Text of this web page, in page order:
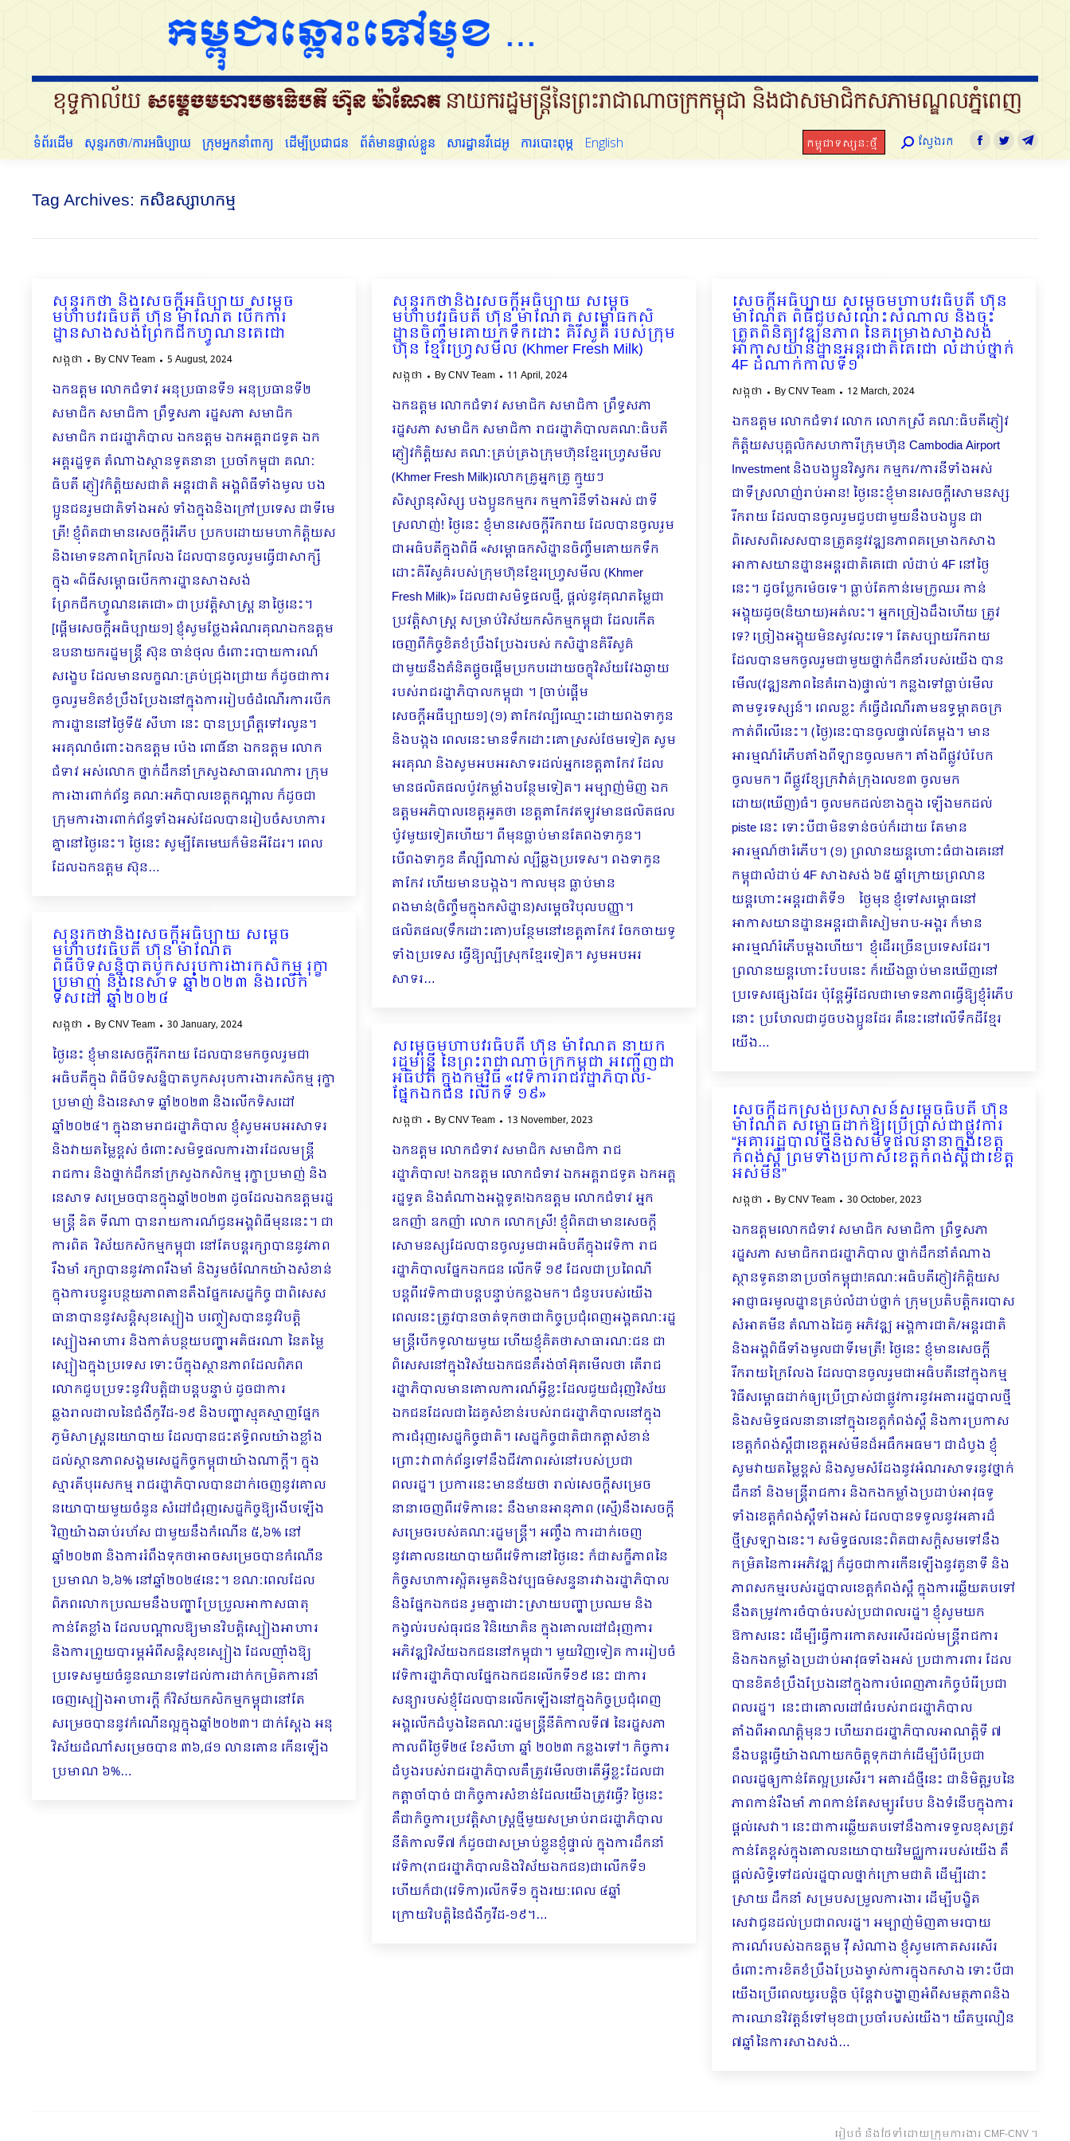
ទំព័រដើម សុន្ទរកថា/ការអធិប្បាយ ក្រុមអ្នកនាំពាក្យ ដើម្បីប្រជាជន ព័ត៌មានផ្ទាល់ខ្លួន សារដ្ឋានវីដេអូ ការបោះពុម្ភ English កម្ពុជាទស្សនៈថ្មី Search:
ស្វែងរក Facebook
Twitter
Tag Archives: កសិឧស្សាហកម្ម
សុន្ទរកថា និងសេចក្ដីអធិប្បាយ សម្ដេច
មហាបវរធិបតី ហ៊ុន ម៉ាណែត បើកការ
ដ្ឋានសាងសង់ព្រែកជីកហ្វូណនតេជោ
សង្កថា ByCNV Team 5 August, 2024
ឯកឧត្តម លោកជំទាវ អនុប្រធានទី១ អនុប្រធានទី២
សមាជិក សមាជិកា ព្រឹទ្ធសភា រដ្ឋសភា សមាជិក
សមាជិក រាជរដ្ឋាភិបាល ឯកឧត្ដម ឯកអគ្គរាជទូត ឯក
អគ្គរដ្ឋទូត តំណាងស្ថានទូតនានា ប្រចាំកម្ពុជា គណៈ
ធិបតី ភ្ញៀវកិត្តិយសជាតិ អន្តរជាតិ អង្គពិធីទាំងមូល បង
ប្អូនជនរួមជាតិទាំងអស់ ទាំងក្នុងនិងក្រៅប្រទេស ជាទីមេ
ត្រី! ខ្ញុំពិតជាមានសេចក្តីរំភើប ប្រកបដោយមហាកិត្តិយស
និងមោទនភាពក្រៃលែង ដែលបានចូលរួមធ្វើជាសាក្សី
ក្នុង «ពិធីសម្ពោធបើកការដ្ឋានសាងសង់
ព្រែកជីកហ្វូណនតេជោ» ជាប្រវត្តិសាស្រ្ត នាថ្ងៃនេះ។
[ផ្ដើមសេចក្ដីអធិប្បាយ១] ខ្ញុំសូមថ្លែងអំណរគុណឯកឧត្តម
ឧបនាយករដ្ឋមន្រ្តី ស៊ុន ចាន់ថុល ចំពោះរបាយការណ៍
សង្ខេប ដែលមានលក្ខណៈគ្រប់ជ្រុងជ្រោយ ក៏ដូចជាការ
ចូលរួមខិតខំប្រឹងប្រែងនៅក្នុងការរៀបចំដំណើរការបើក
ការដ្ឋាននៅថ្ងៃទី៥ សីហា នេះ បានប្រព្រឹត្តទៅរលូន។
អរគុណចំពោះឯកឧត្តម ប៉េង ពោធិ៍នា ឯកឧត្តម លោក
ជំទាវ អស់លោក ថ្នាក់ដឹកនាំក្រសួងសាធារណការ ក្រុម
ការងារពាក់ព័ន្ធ គណៈអភិបាលខេត្តកណ្ដាល ក៏ដូចជា
ក្រុមការងារពាក់ព័ន្ធទាំងអស់ដែលបានរៀបចំសហការ
គ្នានៅថ្ងៃនេះ។ ថ្ងៃនេះ សូម្បីតែមេឃក៏មិនអីដែរ។ ពេល
ដែលឯកឧត្តម ស៊ុន…
សុន្ទរកថានិងសេចក្ដីអធិប្បាយ សម្ដេច
មហាបវរធិបតី ហ៊ុន ម៉ាណែត សម្ពោធ​​កសិ
ដ្ឋានចិញ្ចឹមគោយកទឹកដោះ គិរីសួគ៌ របស់ក្រុម
ហ៊ុន ខ្មែរហ្រ្វេសមីល (Khmer Fresh Milk)
សង្កថា ByCNV Team 11 April, 2024
ឯកឧត្តម លោកជំទាវ សមាជិក សមាជិកា ព្រឹទ្ធសភា
រដ្ឋសភា សមាជិក សមាជិកា រាជរដ្ឋាភិបាលគណៈធិបតី
ភ្ញៀវកិត្តិយស គណៈគ្រប់គ្រងក្រុមហ៊ុនខ្មែរហ្រ្វេសមីល
(Khmer Fresh Milk)លោកគ្រូអ្នកគ្រូ ក្មួយៗ
សិស្សានុសិស្ស បងប្អូនកម្មករ កម្មការិនីទាំងអស់ ជាទី
ស្រលាញ់! ថ្ងៃនេះ ខ្ញុំមានសេចក្តីរីករាយ ដែលបានចូលរួម
ជាអធិបតីក្នុងពិធី «សម្ពោធ​​កសិដ្ឋានចិញ្ចឹមគោយកទឹក
ដោះគិរីសួគ៌របស់ក្រុមហ៊ុនខ្មែរហ្រ្វេសមីល (Khmer
Fresh Milk)» ដែលជាសមិទ្ធផលថ្មី, ផ្តល់នូវគុណតម្លៃជា
ប្រវត្តិសាស្រ្ត សម្រាប់វិស័យ​កសិកម្ម​កម្ពុជា ដែលកើត
ចេញពីកិច្ចខិតខំប្រឹងប្រែងរបស់ កសិដ្ឋានគិរីសួគ៌​
ជាមួយនឹងគំនិតផ្តួចផ្តើមប្រកបដោយចក្ខុវិស័យវែងឆ្ងាយ
របស់រាជរដ្ឋាភិបាលកម្ពុជា ។ [ចាប់ផ្ដើម
សេចក្ដីអធីប្បាយ១] (១) តាកែវល្បីឈ្មោះដោយពងទាកូន
និងបង្កង ពេលនេះមានទឹកដោះគោស្រស់ថែមទៀត សូម
អរគុណ និងសូមអបអរសាទរដល់អ្នកខេត្តតាកែវ ដែល
មានផលិតផលប៉ូវកម្លាំងបន្ថែមទៀត។ អម្បាញ់មិញ ឯក
ឧត្តមអភិបាលខេត្តអួតថា ខេត្តតាកែវឥឡូវមានផលិតផល
ប៉ូវមួយទៀតហើយ។ ពីមុនធ្លាប់មានតែពងទាកូន។
បើពងទាកូន គឺល្បីណាស់ ល្បីឆ្លងប្រទេស។ ពងទាកូន
តាកែវ ហើយមានបង្កង។ កាលមុន ធ្លាប់មាន
ពងមាន់(ចិញ្ចឹម​ក្នុងកសិដ្ឋាន)សម្ដេចវិបុលបញ្ញា។
ផលិតផល(ទឹកដោះគោ)បន្ថែមនៅខេត្តតាកែវ ចែកចាយទូ
ទាំងប្រ​ទេស ធ្វើឱ្យល្បីស្រុកខ្មែរទៀត។ សូមអបអរ
សាទរ…
សេចក្ដីអធិប្បាយ សម្ដេចមហាបវរធិបតី ហ៊ុន
ម៉ាណែត ពិធីជួបសំណេះសំណាល និងចុះ
ត្រួតពិនិត្យវឌ្ឍនភាព នៃគម្រោងសាងសង់
អាកាសយានដ្ឋានអន្តរជាតិតេជោ​ លំដាប់ថ្នាក់
4F ដំណាក់កាលទី១
សង្កថា ByCNV Team 12 March, 2024
ឯកឧត្តម លោកជំទាវ លោក លោកស្រី​ គណៈធិបតីភ្ញៀវ
កិត្តិយសបុគ្គលិកសហការីក្រុមហ៊ុន Cambodia Airport
Investment និងបងប្អូនវិស្វករ កម្មករ/ការនីទាំងអស់
ជាទីស្រលាញ់រាប់អាន! ថ្ងៃនេះខ្ញុំមានសេចក្ដីសោមនស្ស
រីករាយ ដែលបានចូលរួមជួបជាមួយនឹងបងប្អូន ជា
ពិសេសពិសេសបានត្រួតនូវវឌ្ឍនភាពគម្រោងកសាង
អាកាសយានដ្ឋានអន្តរជាតិតេជោ លំដាប់ 4F នៅថ្ងៃ
នេះ។ ដូចប្លែកម៉េចទេ។ ធ្លាប់តែកាន់មេក្រូឈរ កាន់
អង្គុយដូច(និយាយ)អត់លះ។ អ្នកច្រៀងដឹងហើយ ត្រូវ
ទេ? ច្រៀងអង្គុយមិនសូវលះទេ។ តែសប្បាយរីករាយ
ដែលបានមកចូលរួមជាមួយថ្នាក់ដឹកនាំរបស់យើង បាន
មើល(វឌ្ឍនភាពនៃគំរោង)ផ្ទាល់។ កន្លងទៅធ្លាប់មើល
តាមទូរទស្សន៍។ ពេលខ្លះ ក៏ធ្វើដំណើរតាមឧទ្ធម្ភាគចក្រ
កាត់ពីលើនេះ។ (ថ្ងៃ)នេះបានចូលផ្ទាល់តែម្ដង។ ​មាន
អារម្មណ៍រំភើបតាំងពីឡានចូលមក។ តាំងពីផ្លូវបំបែក
ចូលមក។ ពីផ្លូវខ្សែក្រវ៉ាត់ក្រុងលេខ៣ ចូលមក
ដោយ(ឃើញ)ធំ។ ចូលមកដល់ខាងក្នុង ឡើងមកដល់
piste នេះ ទោះបីជាមិនទាន់ចប់ក៏ដោយ តែមាន
អារម្មណ៍ថារំភើប។ (១) ព្រលានយន្តហោះធំជាងគេនៅ
កម្ពុជាលំដាប់ 4F សាងសង់ ៦៥ ឆ្នាំក្រោយព្រលាន
យន្តហោះអន្តរជាតិទី១ ថ្ងៃមុន ខ្ញុំទៅសម្ពោធនៅ
អាកាសយានដ្ឋានអន្តរជាតិសៀមរាប-អង្គរ ក៏មាន
អារម្មណ៍រំភើបម្ដងហើយ។ ខ្ញុំដើរច្រើនប្រទេសដែរ។
ព្រលានយន្តហោះបែបនេះ ក៏យើងធ្លាប់មានឃើញនៅ
ប្រទេសផ្សេងដែរ ប៉ុន្តែអ្វីដែលជាមោទនភាពធ្វើឱ្យខ្ញុំរំភើប
នោះ ប្រហែលជាដូចបងប្អូនដែរ គឺនេះនៅលើទឹកដីខ្មែរ
យើង…
សុន្ទរកថានិងសេចក្ដីអធិប្បាយ សម្ដេច
មហាបវរធិបតី ហ៊ុន ម៉ាណែត
ពិធីបិទសន្និបាតបូកសរុបការងារកសិកម្ម រុក្ខា
ប្រមាញ់ និងនេសាទ ឆ្នាំ២០២៣ និងលើក
ទិសដៅ ឆ្នាំ២០២៤
សង្កថា ByCNV Team 30 January, 2024
ថ្ងៃនេះ ខ្ញុំមានសេចក្តីរីករាយ ដែលបានមកចូលរួមជា
អធិបតីក្នុង ពិធីបិទ​សន្និបាត​បូក​សរុប​​ការងារ​កសិកម្ម រុក្ខា
ប្រមាញ់ និងនេសាទ ឆ្នាំ២០២៣ និងលើកទិសដៅ
ឆ្នាំ២០២៤។ ក្នុងនាមរាជរដ្ឋាភិបាល ខ្ញុំសូមអបអរសាទរ
និងវាយតម្លៃខ្ពស់ ចំពោះសមិទ្ធផលការងារដែលមន្ត្រី
រាជការ និងថ្នាក់ដឹកនាំក្រសួងកសិកម្ម រុក្ខាប្រមាញ់ និង
នេសាទ សម្រេចបានក្នុងឆ្នាំ២០២៣ ដូចដែលឯកឧត្តមរដ្ឋ
មន្ត្រី ឌិត ទីណា បានរាយការណ៍ជូនអង្គពិធីមុននេះ។ ជា
ការពិត វិស័យកសិកម្មកម្ពុជា នៅតែបន្តរក្សាបាននូវភាព
រឹងមាំ រក្សាបាននូវភាពរឹងមាំ និងរួមចំណែកយ៉ាងសំខាន់
ក្នុងការបន្ធូរបន្ថយភាពតានតឹងផ្នែកសេដ្ឋកិច្ច ជាពិសេស
ធានាបាននូវសន្តិសុខស្បៀង បញ្ចៀសបាននូវវិបត្តិ
ស្បៀងអាហារ និងកាត់បន្ថយបញ្ហាអតិផរណា នៃតម្លៃ
ស្បៀងក្នុងប្រទេស ទោះបីក្នុងស្ថានភាពដែលពិភព
លោកជួបប្រទះនូវវិបត្តិជាបន្តបន្ទាប់ ដូចជាការ
ឆ្លងរាលដាលនៃជំងឺកូវីដ-១៩ និងបញ្ហាស្មុគស្មាញផ្នែក
ភូមិសាស្រ្តនយោបាយ ដែលបានជះឥទ្ធិពលយ៉ាងខ្លាំង
ដល់​ស្ថានភាពសង្គមសេដ្ឋកិច្ចកម្ពុជាយ៉ាងណាក្តី។ ក្នុង
ស្មារតីបុរេសកម្ម រាជរដ្ឋាភិបាលបានដាក់ចេញនូវគោល
នយោបាយមួយចំនួន សំដៅជំរុញសេដ្ឋកិច្ចឱ្យងើបឡើង
វិញយ៉ាងឆាប់រហ័ស ជាមួយនឹងកំណើន ៥,៦% នៅ
ឆ្នាំ២០២៣ និងការរំពឹងទុកថាអាចសម្រេចបានកំណើន
ប្រមាណ ៦,៦% នៅឆ្នាំ២០២៤នេះ។ ខណៈពេលដែល
ពិភពលោកប្រឈមនឹងបញ្ហាប្រែប្រួលអាកាសធាតុ
កាន់តែខ្លាំង ដែលបណ្តាលឱ្យមានវិបត្តិស្បៀងអាហារ
និងការព្រួយបារម្ភអំពីសន្តិសុខស្បៀង ដែលញ៉ាំង​ឱ្យ
ប្រទេសមួយចំនួនឈានទៅដល់ការដាក់កម្រិត​ការនាំ
ចេញស្បៀងអាហារក្តី ក៏វិស័យកសិកម្មកម្ពុជានៅតែ
សម្រេចបាននូវកំណើនល្អក្នុងឆ្នាំ២០២៣​។ ជាក់ស្តែង អនុ
វិស័យដំណាំសម្រេចបាន ៣៦,៨១ លានតោន កើនឡើង
ប្រមាណ ៦%…
សម្តេចមហាប​វរធិបតី ហ៊ុន ម៉ាណែត នាយក
រដ្ឋមន្ត្រី នៃព្រះរាជាណាចក្រកម្ពុជា អញ្ជើញជា
អធិបតី ក្នុងកម្មវិធី «វេទិការរាជរដ្ឋាភិបាល-
ផ្នែកឯកជន លើកទី ១៩»
សង្កថា ByCNV Team 13 November, 2023
ឯកឧត្តម លោកជំទាវ សមាជិក សមាជិកា រាជ
រដ្ឋាភិបាល! ឯកឧត្តម លោកជំទាវ ឯកអគ្គរាជទូត ឯកអគ្គ
រដ្ឋទូត និងតំណាងអង្គទូត!ឯកឧត្តម លោកជំទាវ អ្នក
ឧកញ៉ា ឧកញ៉ា លោក លោកស្រី! ខ្ញុំពិតជាមានសេចក្តី
សោមនស្សដែលបានចូលរួមជាអធិបតីក្នុងវេទិកា រាជ
រដ្ឋាភិបាលផ្នែកឯកជន លើកទី ១៩ ដែលជាប្រពៃណី
បន្តពីវេទិកាជាបន្តបន្ទាប់កន្លងមក។ ជំនួបរបស់យើង
ពេលនេះត្រូវបានចាត់ទុកថាជាកិច្ចប្រជុំពេញអង្គគណៈរដ្ឋ
មន្ត្រីបើកទូលាយមួយ ហើយខ្ញុំគិតថាសាធារណៈជន ជា
ពិសេសនៅក្នុងវិស័យឯកជនគឺរង់ចាំអ៊ុតមើលថា តើរាជ
រដ្ឋាភិបាលមានគោលការណ៍អ្វីខ្លះដែលជួយជំរុញវិស័យ
ឯកជនដែលជាដៃគូសំខាន់របស់រាជរដ្ឋាភិបាលនៅក្នុង
ការជំរុញសេដ្ឋកិច្ចជាតិ។ សេដ្ឋកិច្ចជាតិជាកត្តាសំខាន់
ព្រោះវាពាក់ព័ន្ធទៅនឹងជីវភាពរស់នៅរបស់ប្រជា
ពលរដ្ឋ។ ប្រការនេះមានន័យថា រាល់សេចក្តីសម្រេច
នានាចេញពីវេទិកានេះ នឹងមានអានុភាព (ស្មើ)នឹងសេចក្តី
សម្រេចរបស់គណៈរដ្ឋមន្ត្រី។ អញ្ចឹង ការដាក់ចេញ
នូវគោលនយោបាយពីវេទិកានៅថ្ងៃនេះ ក៏ជាសក្ខីភាពនៃ
កិច្ចសហការស្អិតរមួតនិងវប្បធម៌សន្ទនារវាងរដ្ឋាភិបាល
និងផ្នែកឯកជន រួមគ្នាដោះស្រាយបញ្ហាប្រឈម និង
កង្វល់របស់ធុរជន វិនិយោគិន ក្នុងគោលដៅជំរុញការ
អភិវឌ្ឍវិស័យឯកជននៅកម្ពុជា។ មួយវិញទៀត ការរៀបចំ
វេទិការដ្ឋាភិបាលផ្នែកឯកជនលើកទី១៩ នេះ ជាការ
សន្យារបស់ខ្ញុំដែលបានលើកឡើងនៅក្នុងកិច្ចប្រជុំពេញ
អង្គលើកដំបូងនៃគណៈរដ្ឋមន្ត្រីនីតិកាលទី៧ នៃរដ្ឋសភា
កាលពីថ្ងៃទី២៤ ខែសីហា ឆ្នាំ ២០២៣ កន្លងទៅ។ កិច្ចការ
ដំបូងរបស់រាជរដ្ឋាភិបាលគឺត្រូវមើលថាតើអ្វីខ្លះដែលជា
កត្តាចាំបាច់ ជាកិច្ចការសំ​ខាន់ដែលយើងត្រូវធ្វើ? ថ្ងៃនេះ
គឺជាកិច្ចការប្រវត្តិសាស្ត្រថ្មីមួយសម្រាប់រាជរដ្ឋាភិបាល
នីតិកាលទី៧ ក៏ដូចជាសម្រាប់ខ្លួនខ្ញុំផ្ទាល់ ក្នុងការដឹកនាំ
វេទិកា(រាជរដ្ឋាភិបាលនិងវិស័យឯកជន)ជាលើកទី១
ហើយក៏ជា(វេទិកា)លើកទី១ ក្នុងរយៈពេល ៤ឆ្នាំ
ក្រោយវិបត្តិនៃជំងឺកូវីដ-១៩។…
សេចក្តីដកស្រង់ប្រសាសន៍សម្តេចធិបតី ហ៊ុន
ម៉ាណែត សម្ពោធដាក់ឱ្យប្រើប្រាស់ជាផ្លូវការ
“អគាររដ្ឋបាលថ្មីនិងសមិទ្ធផលនានាក្នុងខេត្ត
កំពង់ស្ពឺ ព្រមទាំងប្រកាសខេត្តកំពង់ស្ពឺជាខេត្ត
អស់មីន”
សង្កថា ByCNV Team 30 October, 2023
ឯកឧត្តមលោកជំទាវ សមាជិក សមាជិកា ព្រឹទ្ធសភា
រដ្ឋសភា សមាជិករាជរដ្ឋាភិបាល ថ្នាក់ដឹកនាំតំណាង
ស្ថានទូតនានាប្រចាំកម្ពុជា!គណៈអធិបតីភ្ញៀវកិត្តិយស
អាជ្ញាធរមូលដ្ឋានគ្រប់លំដាប់ថ្នាក់ ក្រុមប្រតិបត្ដិករបោស
សំអាតមីន តំណាងដៃគូ អភិវឌ្ឍ អង្គការជាតិ/អន្ដរជាតិ
និងអង្គពិធីទាំងមូលជាទីមេត្រី! ថ្ងៃនេះ ខ្ញុំមានសេចក្ដី
រីករាយក្រៃលែង ដែលបានចូលរួមជាអធិបតីនៅក្នុងកម្ម
វិធីសម្ពោធដាក់ឲ្យប្រើប្រាស់ជាផ្លូវការនូវអគាររដ្ឋបាលថ្មី
និងសមិទ្ធផលនានានៅក្នុងខេត្តកំពង់ស្ពឺ និងការប្រកាស
ខេត្តកំពង់ស្ពឺជាខេត្តអស់មីនដ៏អធឹកអធម។ ជាដំបូង ខ្ញុំ
សូមវាយតម្លៃខ្ពស់ និងសូមសំដែងនូវអំណរសាទរនូវថ្នាក់
ដឹកនាំ និងមន្ដ្រីរាជការ និងកងកម្លាំងប្រដាប់អាវុធទូ
ទាំងខេត្តកំពង់ស្ពឺទាំងអស់ ដែលបានទទួលនូវអគារដ៏
ថ្មីស្រ​ឡាងនេះ។ សមិទ្ធផលនេះពិតជាសក្ដិសមទៅនឹង
កម្រិតនៃការអភិវឌ្ឍ ក៏ដូចជាការកើនឡើងនូវតួនាទី និង
ភាពសកម្មរបស់រដ្ឋបាលខេត្តកំពង់ស្ពឺ ក្នុងការឆ្លើយតបទៅ
នឹងតម្រូវការចំបាច់របស់ប្រជាពលរដ្ឋ។ ខ្ញុំសូមយក
ឱកាសនេះ ដើម្បីធ្វើការកោតសរសើរដល់មន្ដ្រីរាជការ
និងកងកម្លាំងប្រដាប់អាវុធទាំងអស់ ប្រ​ជា​ការពារ ដែល
បានខិតខំប្រឹងប្រែងនៅក្នុងការបំពេញភារកិច្ចបំរើប្រជា
ពលរដ្ឋ។ នេះជាគោលដៅធំរបស់រាជរដ្ឋាភិបាល
តាំងពីអាណត្ដិមុនៗ ហើយរាជរដ្ឋាភិបាលអាណត្ដិទី ៧
នឹងបន្ដធ្វើយ៉ាងណាយកចិត្តទុក​ដាក់ដើម្បីបំរើប្រជា
ពលរដ្ឋឲ្យកាន់តែល្អប្រសើរ។ អគារដ៏ថ្មីនេះ ជានិមិត្តរូបនៃ
ភាពកាន់រឹងមាំ ភាពកាន់តែសម្បូរបែប និងទំនើបក្នុងការ
ផ្ដល់សេវា។ នេះជាការឆ្លើយតបទៅនឹងការទទួលខុសត្រូវ
កាន់តែខ្ពស់ក្នុងគោលនយោបាយវិមជ្ឈការរបស់យើង គឺ
ផ្ដល់សិទ្ធិទៅដល់រដ្ឋបាលថ្នាក់ក្រោមជាតិ ដើម្បីដោះ
ស្រាយ ដឹកនាំ សម្របសម្រួលការងារ ដើម្បីបង្ខិត
សេវាជូនដល់ប្រជាពលរដ្ឋ។ អម្បាញ់មិញតាមរបាយ
ការណ៍របស់ឯកឧត្តម វ៉ី សំណាង ខ្ញុំសូមកោតសរសើរ
ចំពោះការខិតខំប្រឹងប្រែងម្ចាស់ការក្នុងកសាង ទោះបីជា
យើងប្រើពេលយូរបន្ដិច ប៉ុន្ដែវាបង្ហាញអំពីសមត្ថភាពនិង
ការឈានវិវត្តន៍ទៅមុខជាប្រចាំរបស់យើង។ យឺតឬលឿន
៧ឆ្នាំនៃការសាងសង់…
រៀបចំ និងថែទាំដោយក្រុមការងារ CMF-CNV ​។
សុន្ទរកថា/ការអធិប្បាយ ក្រុមអ្នកនាំពាក្យ ដើម្បីប្រជាជន ព័ត៌មានផ្ទាល់ខ្លួន